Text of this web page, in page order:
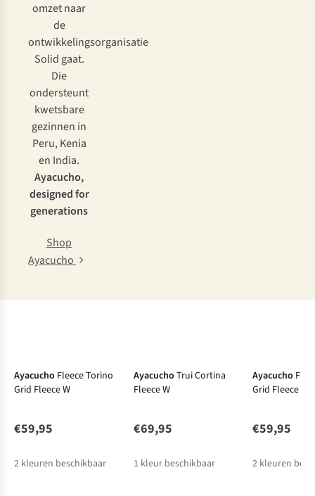
omzet naar
de
ontwikkelingsorganisatie
Solid gaat.
Die
ondersteunt
kwetsbare
gezinnen in
Peru, Kenia
en India.
Ayacucho,
designed for
generations
Shop
Ayacucho
Ayacucho Fleece Torino
Grid Fleece W
€59,95
2 kleuren beschikbaar
Ayacucho Trui Cortina
Fleece W
€69,95
1 kleur beschikbaar
Ayacucho
Grid Fleece W
€59,95
2 kleuren